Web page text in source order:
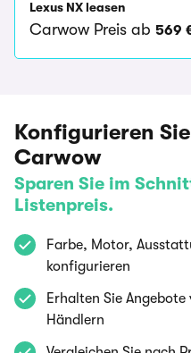
‪Lexus NX‬ leasen
Carwow Preis ab 569
Konfigurieren
Carwow
Sparen Sie im
Listenpreis.
Farbe, Motor,
konfigurieren
Erhalten Sie
Händlern